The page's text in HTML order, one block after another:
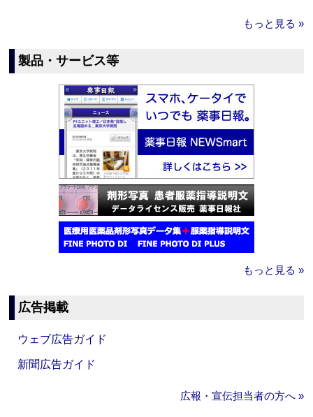
もっと見る »
製品・サービス等
もっと見る »
広告掲載
ウェブ広告ガイド
新聞広告ガイド
広報・宣伝担当者の方へ »